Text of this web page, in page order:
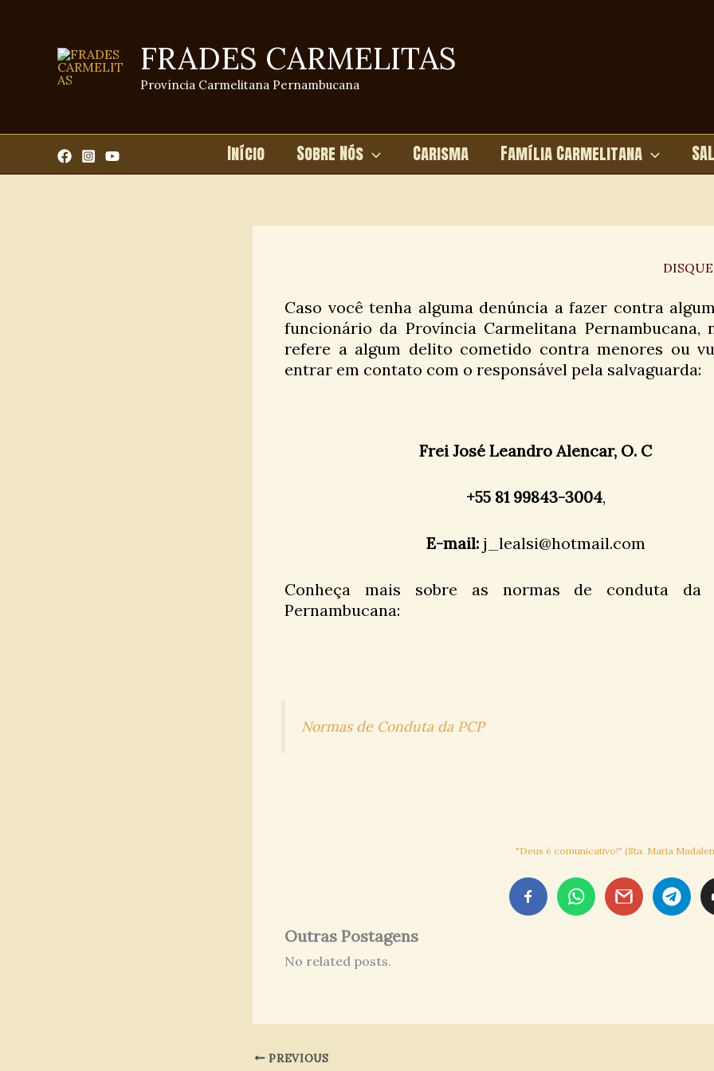
FRADES CARMELITAS
Província Carmelitana Pernambucana
Início Sobre Nós Carisma Família Carmelitana
Caso você tenha alguma denúncia a fazer contra
funcionário da Província Carmelitana Pernambucana,
refere a algum delito cometido contra menores ou
entrar em contato com o responsável pela salvaguarda:
Frei José Leandro Alencar, O. C
+55 81 99843-3004,
E-mail:j_lealsi@hotmail.com
Conheça mais sobre as normas de conduta da
Pernambucana:
Normas de Conduta da PCP
"Deus é comunicativo!" (Sta. Maria
Outras Postagens
No related posts.
PREVIOUS